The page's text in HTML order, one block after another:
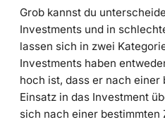
Grob kannst du
Investments und in
lassen sich in zwei
Investments haben
hoch ist, dass er nach einer
Einsatz in das Investment
sich nach einer